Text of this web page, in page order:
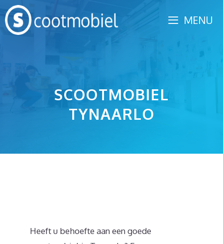
Spring
naar
inhoud
MENU
SCOOTMOBIEL
TYNAARLO
Heeft u behoefte aan een goede